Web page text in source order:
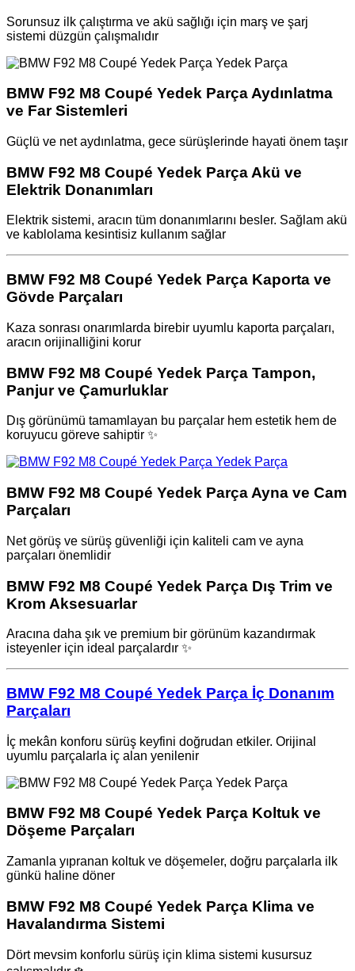
Sorunsuz ilk çalıştırma ve akü sağlığı için marş ve şarj
sistemi düzgün çalışmalıdır
BMW F92 M8 Coupé Yedek Parça Aydınlatma
ve Far Sistemleri
Güçlü ve net aydınlatma, gece sürüşlerinde hayati önem taşır
BMW F92 M8 Coupé Yedek Parça Akü ve
Elektrik Donanımları
Elektrik sistemi, aracın tüm donanımlarını besler. Sağlam akü
ve kablolama kesintisiz kullanım sağlar
BMW F92 M8 Coupé Yedek Parça Kaporta ve
Gövde Parçaları
Kaza sonrası onarımlarda birebir uyumlu kaporta parçaları,
aracın orijinalliğini korur
BMW F92 M8 Coupé Yedek Parça Tampon,
Panjur ve Çamurluklar
Dış görünümü tamamlayan bu parçalar hem estetik hem de
koruyucu göreve sahiptir ✨
BMW F92 M8 Coupé Yedek Parça Ayna ve Cam
Parçaları
Net görüş ve sürüş güvenliği için kaliteli cam ve ayna
parçaları önemlidir
BMW F92 M8 Coupé Yedek Parça Dış Trim ve
Krom Aksesuarlar
Aracına daha şık ve premium bir görünüm kazandırmak
isteyenler için ideal parçalardır ✨
BMW F92 M8 Coupé Yedek Parça İç Donanım
Parçaları
İç mekân konforu sürüş keyfini doğrudan etkiler. Orijinal
uyumlu parçalarla iç alan yenilenir ️
BMW F92 M8 Coupé Yedek Parça Koltuk ve
Döşeme Parçaları
Zamanla yıpranan koltuk ve döşemeler, doğru parçalarla ilk
günkü haline döner
BMW F92 M8 Coupé Yedek Parça Klima ve
Havalandırma Sistemi
Dört mevsim konforlu sürüş için klima sistemi kusursuz